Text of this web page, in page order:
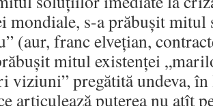
mondiale, s-a prăbuşit
(aur, franc elveţian,
mitul existenţei
viziuni” pregătită undeva, în
articulează puterea nu atît